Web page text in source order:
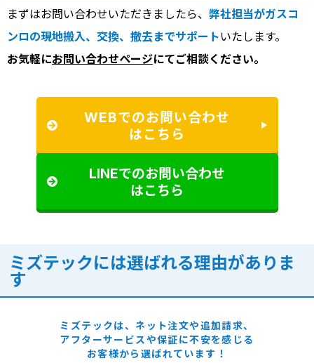
まずはお問い合わせいただきましたら、 弊社担当がガスコ
ンロの現地搬入、交換、撤去までサポート いたします。
お気軽にお問い合わせページにてご相談ください。
WEBでのお問い合わせ
はこちら
LINEでのお問い合わせ
はこちら
ミズテックには選ばれる理由がありま
す
ミズテックは、ネット注文や追加請求、
アフターサービスや保証に不安を感じる
お客様から選ばれています！